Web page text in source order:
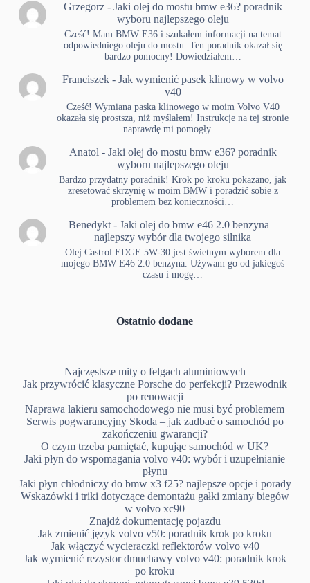
Grzegorz- Jaki olej do mostu bmw e36? poradnik
wyboru najlepszego oleju
Cześć! Mam BMW E36 i szukałem informacji na temat
odpowiedniego oleju do mostu. Ten poradnik okazał się
bardzo pomocny! Dowiedziałem…
Franciszek- Jak wymienić pasek klinowy w volvo
v40
Cześć! Wymiana paska klinowego w moim Volvo V40
okazała się prostsza, niż myślałem! Instrukcje na tej stronie
naprawdę mi pomogły.…
Anatol - Jaki olej do mostu bmw e36? poradnik
wyboru najlepszego oleju
Bardzo przydatny poradnik! Krok po kroku pokazano, jak
zresetować skrzynię w moim BMW i poradzić sobie z
problemem bez konieczności…
Benedykt- Jaki olej do bmw e46 2.0 benzyna –
najlepszy wybór dla twojego silnika
Olej Castrol EDGE 5W-30 jest świetnym wyborem dla
mojego BMW E46 2.0 benzyna. Używam go od jakiegoś
czasu i mogę…
Ostatnio dodane
Najczęstsze mity o felgach aluminiowych
Jak przywrócić klasyczne Porsche do perfekcji? Przewodnik
po renowacji
Naprawa lakieru samochodowego nie musi być problemem
Serwis pogwarancyjny Skoda – jak zadbać o samochód po
zakończeniu gwarancji?
O czym trzeba pamiętać, kupując samochód w UK?
Jaki płyn do wspomagania volvo v40: wybór i uzupełnianie
płynu
Jaki płyn chłodniczy do bmw x3 f25? najlepsze opcje i porady
Wskazówki i triki dotyczące demontażu gałki zmiany biegów
w volvo xc90
Znajdź dokumentację pojazdu
Jak zmienić język volvo v50: poradnik krok po kroku
Jak włączyć wycieraczki reflektorów volvo v40
Jak wymienić rezystor dmuchawy volvo v40: poradnik krok
po kroku